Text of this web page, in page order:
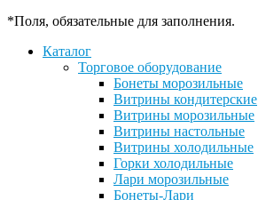
*Поля, обязательные для заполнения.
Каталог
Торговое оборудование
Бонеты морозильные
Витрины кондитерские
Витрины морозильные
Витрины настольные
Витрины холодильные
Горки холодильные
Лари морозильные
Бонеты-Лари